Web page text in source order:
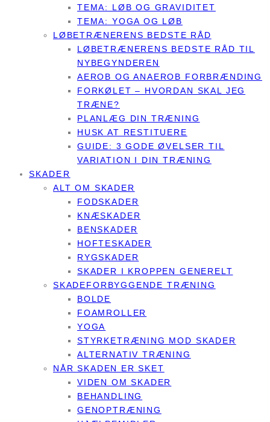
TEMA: LØB OG GRAVIDITET
TEMA: YOGA OG LØB
LØBETRÆNERENS BEDSTE RÅD
LØBETRÆNERENS BEDSTE RÅD TIL
NYBEGYNDEREN
AEROB OG ANAEROB FORBRÆNDING
FORKØLET – HVORDAN SKAL JEG
TRÆNE?
PLANLÆG DIN TRÆNING
HUSK AT RESTITUERE
GUIDE: 3 GODE ØVELSER TIL
VARIATION I DIN TRÆNING
SKADER
ALT OM SKADER
FODSKADER
KNÆSKADER
BENSKADER
HOFTESKADER
RYGSKADER
SKADER I KROPPEN GENERELT
SKADEFORBYGGENDE TRÆNING
BOLDE
FOAMROLLER
YOGA
STYRKETRÆNING MOD SKADER
ALTERNATIV TRÆNING
NÅR SKADEN ER SKET
VIDEN OM SKADER
BEHANDLING
GENOPTRÆNING